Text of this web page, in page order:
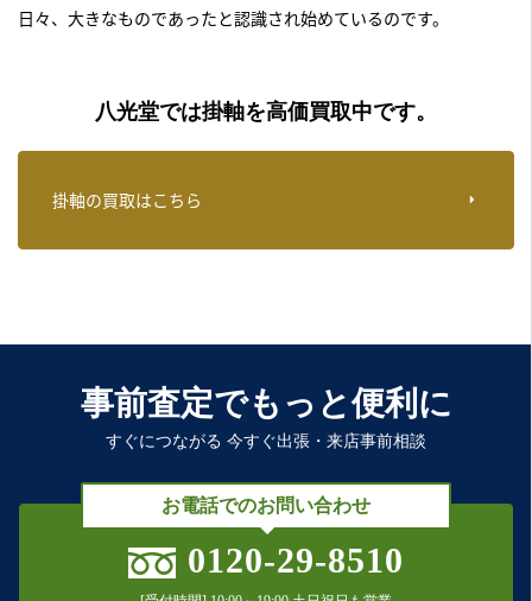
日々、大きなものであったと認識され始めているのです。
八光堂では掛軸を高価買取中です。
掛軸の買取はこちら
事前査定でもっと便利に
すぐにつながる 今すぐ出張・来店事前相談
お電話でのお問い合わせ
0120-29-8510